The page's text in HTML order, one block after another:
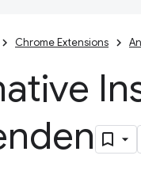
Chrome Extensions